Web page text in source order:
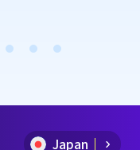
Japan